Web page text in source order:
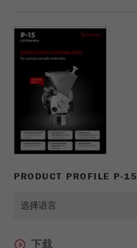
PRODUCT PROFILE P-15